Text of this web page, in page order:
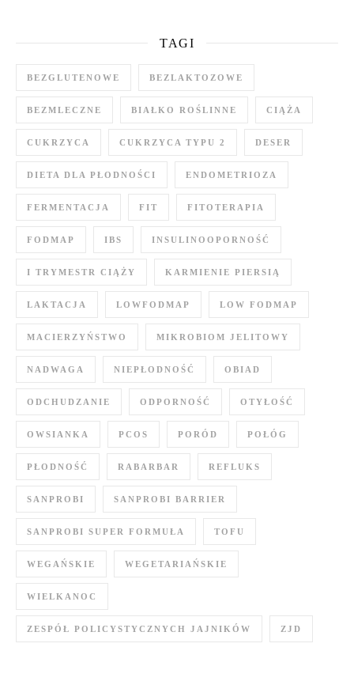
TAGI
BEZGLUTENOWE BEZLAKTOZOWE
BEZMLECZNE BIAŁKO ROŚLINNE CIĄŻA
CUKRZYCA CUKRZYCA TYPU 2 DESER
DIETA DLA PŁODNOŚCI ENDOMETRIOZA
FERMENTACJA FIT FITOTERAPIA
FODMAP IBS INSULINOOPORNOŚĆ
I TRYMESTR CIĄŻY KARMIENIE PIERSIĄ
LAKTACJA LOWFODMAP LOW FODMAP
MACIERZYŃSTWO MIKROBIOM JELITOWY
NADWAGA NIEPŁODNOŚĆ OBIAD
ODCHUDZANIE ODPORNOŚĆ OTYŁOŚĆ
OWSIANKA PCOS PORÓD POŁÓG
PŁODNOŚĆ RABARBAR REFLUKS
SANPROBI SANPROBI BARRIER
SANPROBI SUPER FORMUŁA TOFU
WEGAŃSKIE WEGETARIAŃSKIE
WIELKANOC
ZESPÓŁ POLICYSTYCZNYCH JAJNIKÓW ZJD